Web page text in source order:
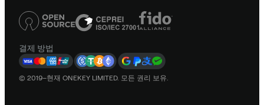
결제 방법
© 2019–현재 ONEKEY LIMITED. 모든 권리 보유.